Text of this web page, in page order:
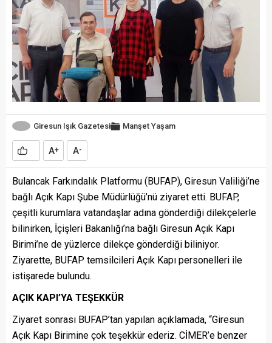
Giresun Işık Gazetesi Manşet Yaşam
A+ A-
Bulancak Farkındalık Platformu (BUFAP), Giresun Valiliği’ne
bağlı Açık Kapı Şube Müdürlüğü’nü ziyaret etti. BUFAP,
çeşitli kurumlara vatandaşlar adına gönderdiği dilekçelerle
bilinirken, İçişleri Bakanlığı’na bağlı Giresun Açık Kapı
Birimi’ne de yüzlerce dilekçe gönderdiği biliniyor.
Ziyarette, BUFAP temsilcileri Açık Kapı personelleri ile
istişarede bulundu.
AÇIK KAPI’YA TEŞEKKÜR
Ziyaret sonrası BUFAP’tan yapılan açıklamada, “Giresun
Açık Kapı Birimine çok teşekkür ederiz. CİMER’e benzer